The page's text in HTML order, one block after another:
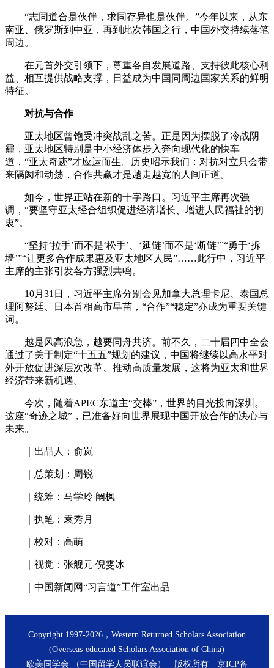
“志同道合是伙伴，求同存异也是伙伴。”今年以来，从东
南亚、俄罗斯到中亚，再到此次韩国之行，中国外交持续落笔
周边。
在元首外交引领下，尊重各自发展道路、支持彼此核心利
益、相互提供战略支撑，日益成为中国同周边国家关系的鲜明
特征。
对抗与合作
亚太地区曾饱受冲突战乱之苦。正是因为摆脱了冷战阴
霾，亚太地区特别是中小经济体步入奔向现代化的快车
道，“亚太奇迹”才应运而生。历史昭示我们：对抗对立只会带
来隔阂和动荡，合作共赢才是越走越宽的人间正道。
如今，世界正站在新的十字路口。习近平主席再次强
调，“要坚守亚太经合组织促进经济增长、增进人民福祉的初
衷”。
“坚持‘拉手’而不是‘松手’、‘延链’而不是‘断链’”“勇于‘拆
墙’”“让更多合作成果惠及亚太地区人民”……此行中，习近平
主席的主张引发各方强烈共鸣。
10月31日，习近平主席分别会见加拿大总理卡尼、泰国总
理阿努廷、日本首相高市早苗，“合作”“稳定”亦成为重要关键
词。
越是风高浪急，越要同舟共济。前不久，二十届四中全会
通过了关于制定“十五五”规划的建议，中国将继续以高水平对
外开放促进深层次改革、推动高质量发展，这将为亚太和世界
经济带来新机遇。
今次，随着APEC东道主“交棒”，世界的目光投向深圳。
这座“奇迹之城”，已准备好向世界展现中国开放合作的决心与
未来。
｜出品人：俞岚
｜总策划：周锐
｜统筹：马学玲 阚枫
｜执笔：袁秀月
｜校对：高萌
｜视觉：张舰元 倪雯冰
｜中国新闻网“习言道”工作室出品